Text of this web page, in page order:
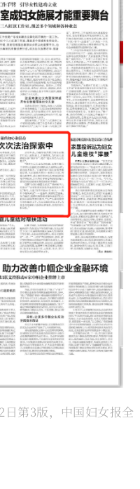
日第3版，中国妇女报全